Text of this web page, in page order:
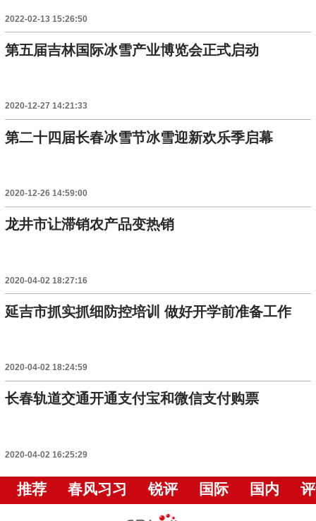
2022-02-13 15:26:50
第五届吉林国际冰雪产业博览会正式启动
2020-12-27 14:21:33
第二十四届长春冰雪节冰雪迎新欢乐季启幕
2020-12-26 14:59:00
龙井市让滞销农产品变热销
2020-04-02 18:27:16
延吉市抓实抓细防控培训 做好开学前准备工作
2020-04-02 18:24:59
长春轨道交通开通支付宝和微信支付购票
2020-04-02 16:25:29
推荐 春风习习 锐评 国际 国内